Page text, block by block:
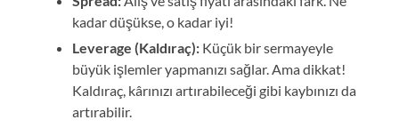
kadar düşükse, o kadar iyi!
Leverage (Kaldıraç): Küçük bir sermayeyle
büyük işlemler yapmanızı sağlar. Ama dikkat!
Kaldıraç, kârınızı artırabileceği gibi kaybınızı da
artırabilir.